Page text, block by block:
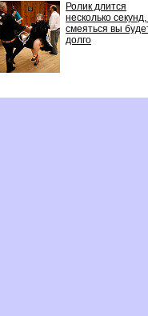
Ролик длится
несколько
смеяться вы
долго